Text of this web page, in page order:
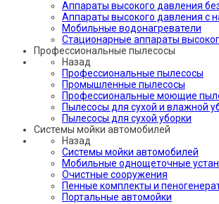
Аппараты высокого давления
Аппараты высокого давления с
Мобильные водонагреватели
Стационарные аппараты
Профессиональные пылесосы
Назад
Профессиональные пылесосы
Промышленные пылесосы
Профессиональные моющие
Пылесосы для сухой и влажной
Пылесосы для сухой уборки
Системы мойки автомобилей
Назад
Системы мойки автомобилей
Мобильные однощеточные
Очистные сооружения
Пенные комплекты и
Портальные автомойки